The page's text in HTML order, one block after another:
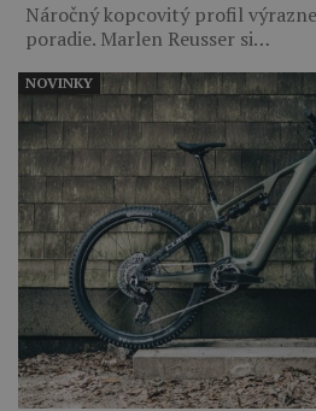
Náročný kopcovitý profil
poradie. Marlen Reusser si…
NOVINKY